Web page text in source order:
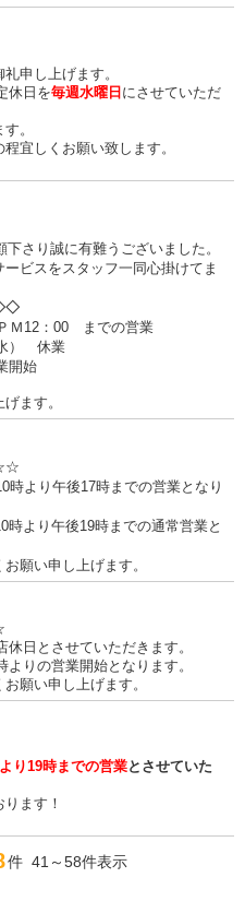
申し上げます。
休日を毎週水曜日にさせていただ
。
宜しくお願い致します。
さり誠に有難うございました。
ビスをスタッフ一同心掛けてま
Ｍ12：00 までの営業
） 休業
開始
ます。
時より午後17時までの営業となり
時より午後19時までの通常営業と
願い申し上げます。
日とさせていただきます。
りの営業開始となります。
願い申し上げます。
り19時までの営業とさせていた
ます！
件 41～58件表示